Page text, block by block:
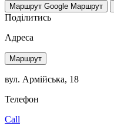
Маршрут Google Маршрут
Поділитись
Адреса
Маршрут
вул. Армійська, 18
Телефон
Call